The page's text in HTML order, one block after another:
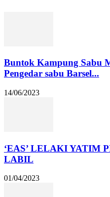
Buntok Kampung Sabu
Pengedar sabu Barsel...
14/06/2023
‘EAS’ LELAKI YATIM
LABIL
01/04/2023